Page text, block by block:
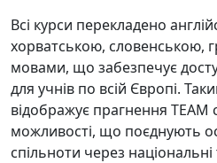
Всі курси перекладено
хорватською, словенською,
мовами, що забезпечує
для учнів по всій Європі.
відображує прагнення
можливості, що поєднують
спільноти через